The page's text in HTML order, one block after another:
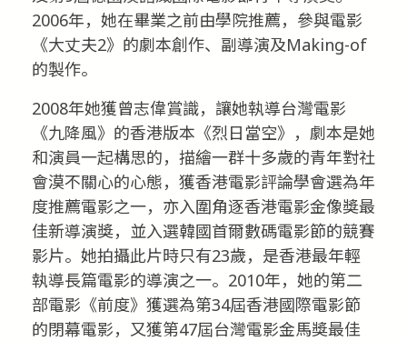
2006年，她在畢業之前由學院推薦，參與電影
《大丈夫2》的劇本創作、副導演及Making-of
的製作。
2008年她獲曾志偉賞識，讓她執導台灣電影
《九降風》的香港版本《烈日當空》，劇本是她
和演員一起構思的，描繪一群十多歲的青年對社
會漠不關心的心態，獲香港電影評論學會選為年
度推薦電影之一，亦入圍角逐香港電影金像獎最
佳新導演獎，並入選韓國首爾數碼電影節的競賽
影片。她拍攝此片時只有23歲，是香港最年輕
執導長篇電影的導演之一。2010年，她的第二
部電影《前度》獲選為第34屆香港國際電影節
的閉幕電影，又獲第47屆台灣電影金馬獎最佳